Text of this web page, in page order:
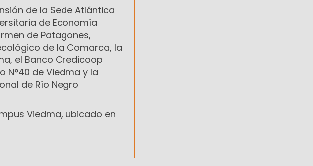
de la Sede Atlántica
de Economía
de Patagones,
de la Comarca, la
el Banco Credicoop
N°40 de Viedma y la
de Río Negro
Viedma, ubicado en